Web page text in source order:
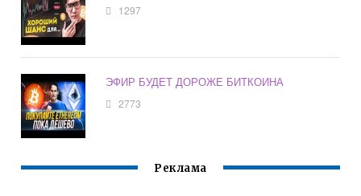
1297
ЭФИР БУДЕТ ДОРОЖЕ БИТКОИНА
2773
Реклама